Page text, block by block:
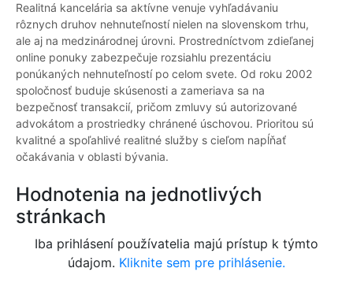
Realitná kancelária sa aktívne venuje vyhľadávaniu
rôznych druhov nehnuteľností nielen na slovenskom trhu,
ale aj na medzinárodnej úrovni. Prostredníctvom zdieľanej
online ponuky zabezpečuje rozsiahlu prezentáciu
ponúkaných nehnuteľností po celom svete. Od roku 2002
spoločnosť buduje skúsenosti a zameriava sa na
bezpečnosť transakcií, pričom zmluvy sú autorizované
advokátom a prostriedky chránené úschovou. Prioritou sú
kvalitné a spoľahlivé realitné služby s cieľom napĺňať
očakávania v oblasti bývania.
Hodnotenia na jednotlivých
stránkach
Iba prihlásení používatelia majú prístup k týmto
údajom. Kliknite sem pre prihlásenie.